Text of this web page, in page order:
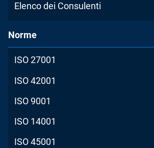
Elenco dei Consulenti
Norme
ISO 27001
ISO 42001
ISO 9001
ISO 14001
ISO 45001